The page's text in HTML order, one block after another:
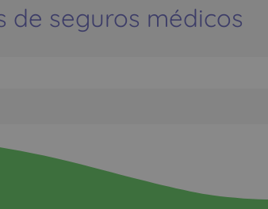
de seguros médicos